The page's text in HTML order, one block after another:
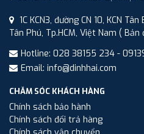
1C KCN3, đường CN 10, KCN
Tân Phú, Tp.HCM, Việt Nam ( Bản
Hotline: 028 38155 234 -
Email: info@dinhhai.com
CHĂM SÓC KHÁCH HÀNG
Chính sách bảo hành
Chính sách đổi trả hàng